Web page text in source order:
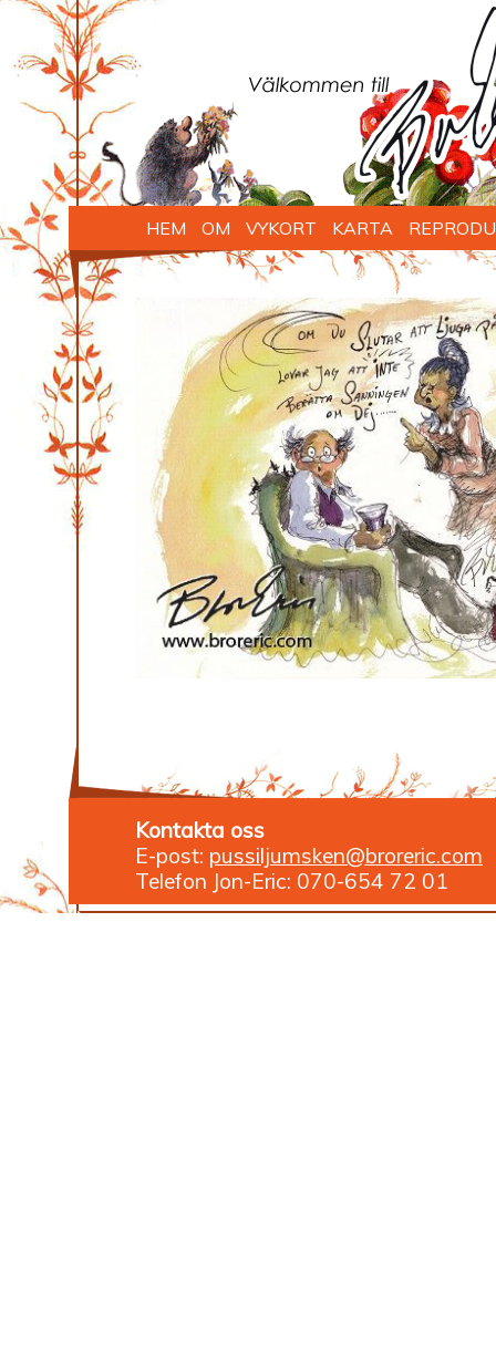
HEM OM VYKORT KARTA
Kontakta oss
E-post: pussiljumsken@broreric.com
Telefon Jon-Eric: 070-654 72 01